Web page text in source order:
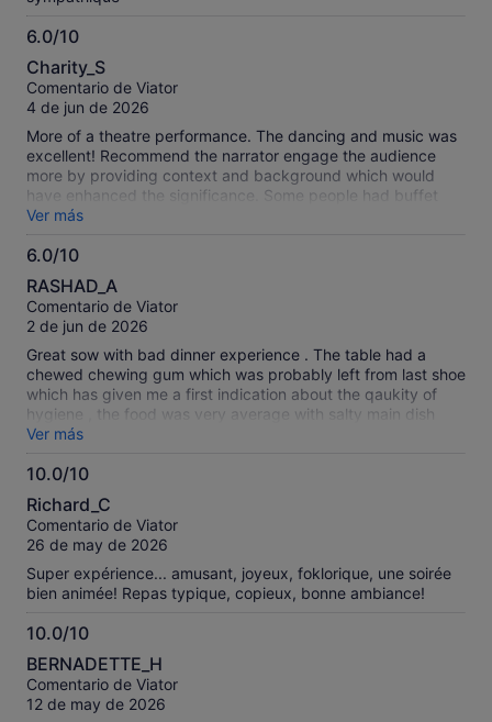
6.0/10
6.0
sobre
10
Charity_S
Comentario de Viator
4 de jun de 2026
More of a theatre performance. The dancing and music was
excellent! Recommend the narrator engage the audience
more by providing context and background which would
have enhanced the significance. Some people had buffet
dinner and some didn’t- it was quite noisy with kitchen. Wish
the narrator engaged the group more. Felt a bit corralled in.
Great concept but you need an engaging narrator! Not sorry
Unfortunately we left early.
Ver más
6.0/10
6.0
sobre
10
RASHAD_A
Comentario de Viator
2 de jun de 2026
Great sow with bad dinner experience . The table had a
chewed chewing gum which was probably left from last shoe
which has given me a first indication about the qaukity of
hygiene , the food was very average with salty main dish
served . The staff tried their best to facilitate the huge
amount of crowds coming to show and I felt that they were
overwhelmed.
Ver más
10.0/10
10.0
sobre
10
Richard_C
Comentario de Viator
26 de may de 2026
Super expérience... amusant, joyeux, foklorique, une soirée
bien animée! Repas typique, copieux, bonne ambiance!
10.0/10
10.0
sobre
10
BERNADETTE_H
Comentario de Viator
12 de may de 2026